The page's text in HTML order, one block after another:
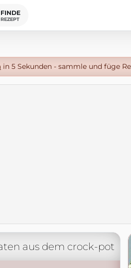
FINDE
REZEPT
in 5 Sekunden - sammle und füge
aus dem crock-pot